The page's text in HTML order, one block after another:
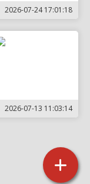
2026-07-24 17:01:18
2026-07-13 11:03:14